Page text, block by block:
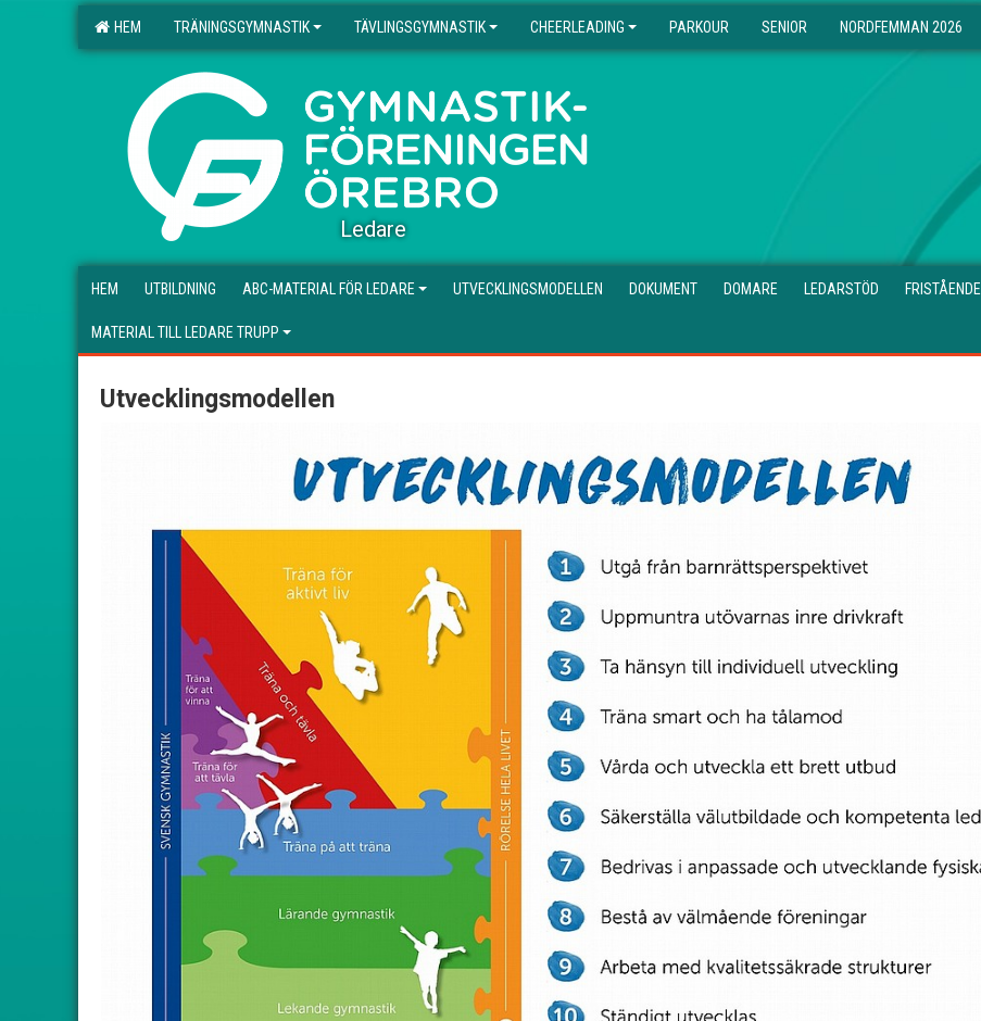
HEM TRÄNINGSGYMNASTIK TÄVLINGSGYMNASTIK CHEERLEADING PARKOUR SENIOR NORDFEMMAN 2026
.
Ledare
HEM UTBILDNING ABC-MATERIAL FÖR LEDARE UTVECKLINGSMODELLEN DOKUMENT DOMARE LEDARSTÖD FRISTÅENDE
MATERIAL TILL LEDARE TRUPP
Utvecklingsmodellen